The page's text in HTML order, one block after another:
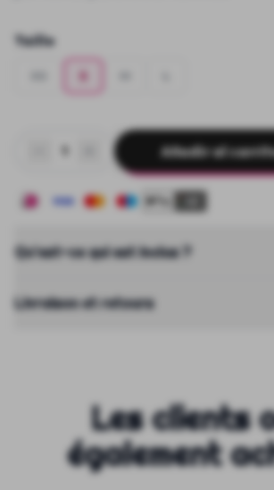
Taille
Añadir al
Qu'est-ce qui est inclus ?
Livraison et retours
Les clients
également